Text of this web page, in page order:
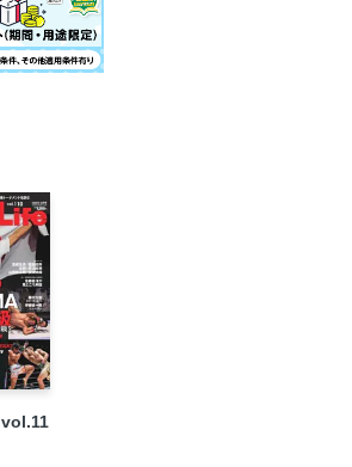
再戦をアピール 武尊「最終形態・限界突破の
エース継承へ
今回ゴンナパーに勝つため」
王座決定戦に臨む！
！
ッチと来年の展望を語る！
ための究極の護身術”
手権大会PREVIEW 無差別 全日本初優勝を狙
蒼哉／飯塚 翼／西村大河／山上大輝